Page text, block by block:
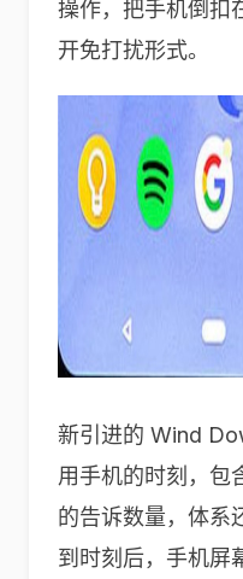
操作，把手机倒扣
开免打扰形式。
新引进的 Wind
用手机的时刻，包
的告诉数量，体系
到时刻后，手机屏